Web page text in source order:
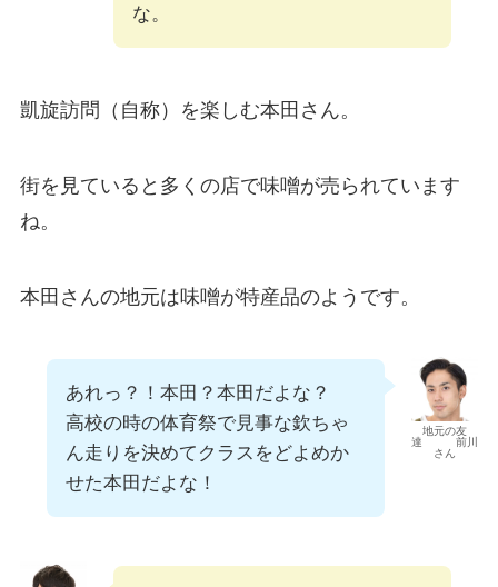
な。
凱旋訪問（自称）を楽しむ本田さん。
街を見ていると多くの店で味噌が売られています
ね。
本田さんの地元は味噌が特産品のようです。
地元の友
達 前川
さん
あれっ？！本田？本田だよな？
高校の時の体育祭で見事な欽ちゃ
ん走りを決めてクラスをどよめか
せた本田だよな！